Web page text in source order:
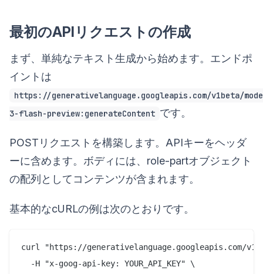
最初のAPIリクエストの作成
まず、単純なテキスト生成から始めます。エンドポ
イントは
https://generativelanguage.googleapis.com/v1beta/
3-flash-preview:generateContent です。
POSTリクエストを構築します。APIキーをヘッダ
ーに含めます。ボディには、role-partオブジェクト
の配列としてコンテンツが含まれます。
基本的なcURLの例は次のとおりです。
curl "https://generativelanguage.googleapis.com/
  -H "x-goog-api-key: YOUR_API_KEY" \